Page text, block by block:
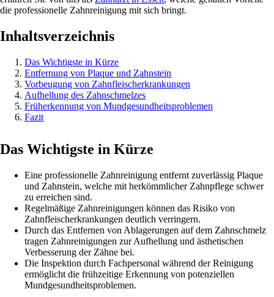
die professionelle Zahnreinigung mit sich bringt.
Inhaltsverzeichnis
Das Wichtigste in Kürze
Entfernung von Plaque und Zahnstein
Vorbeugung von Zahnfleischerkrankungen
Aufhellung des Zahnschmelzes
Früherkennung von Mundgesundheitsproblemen
Fazit
Das Wichtigste in Kürze
Eine professionelle Zahnreinigung entfernt zuverlässig Plaque
und Zahnstein, welche mit herkömmlicher Zahnpflege schwer
zu erreichen sind.
Regelmäßige Zahnreinigungen können das Risiko von
Zahnfleischerkrankungen deutlich verringern.
Durch das Entfernen von Ablagerungen auf dem Zahnschmelz
tragen Zahnreinigungen zur Aufhellung und ästhetischen
Verbesserung der Zähne bei.
Die Inspektion durch Fachpersonal während der Reinigung
ermöglicht die frühzeitige Erkennung von potenziellen
Mundgesundheitsproblemen.